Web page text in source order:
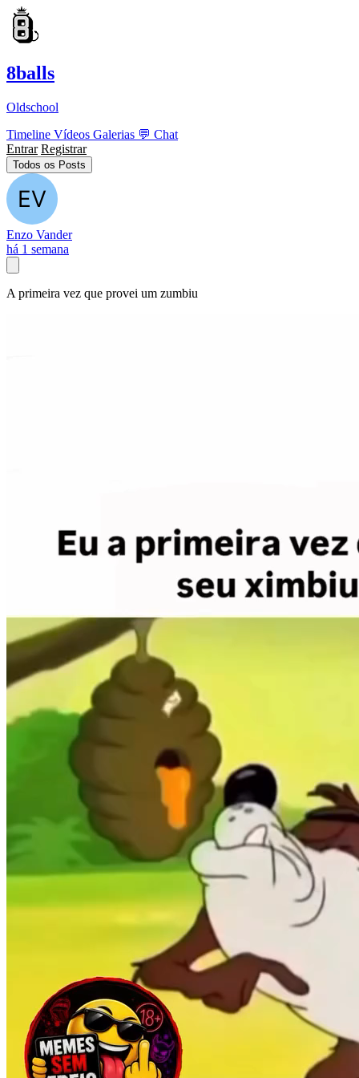
8balls
Oldschool
Timeline Vídeos Galerias 💬 Chat
Entrar Registrar
Todos os Posts
Enzo Vander
há 1 semana
A primeira vez que provei um zumbiu